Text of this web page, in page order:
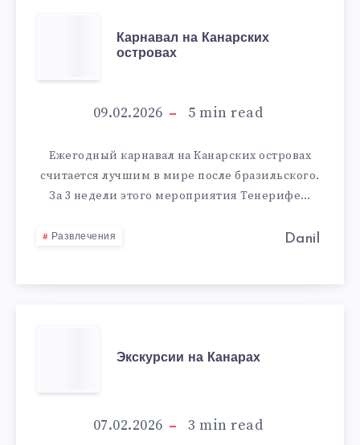
КАРНАВАЛ
НА
КАНАРСКИХ
ОСТРОВАХ
Карнавал на Канарских
островах
09.02.2026 5 min read
Ежегодный карнавал на Канарских островах
считается лучшим в мире после бразильского.
За 3 недели этого мероприятия Тенерифе…
Развлечения Danil
ЭКСКУРСИИ
НА
КАНАРАХ
Экскурсии на Канарах
07.02.2026 3 min read